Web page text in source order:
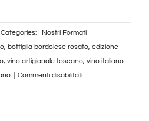
Categories: I Nostri Formati
, bottiglia bordolese rosato, edizione
, vino artigianale toscano, vino italiano
Commenti disabilitatisu
Borgognotta